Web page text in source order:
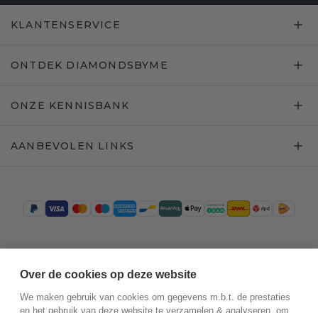
KLANTENSERVICE
ONTDEK DIAMONDSBYME
ONZE KENNISBANK
AANBEVOLEN LINKS
Over de cookies op deze website
We maken gebruik van cookies om gegevens m.b.t. de prestaties
en het gebruik van deze website te verzamelen & analyseren, om